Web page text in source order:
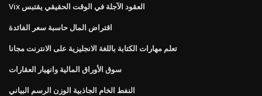
Vix العقود الآجلة في الوقت الحقيقي يقتبس
اقتراض المال حاسبة سعر الفائدة
تعلم مهارات الكتابة باللغة الانجليزية على الانترنت مجانا
سوق الأوراق المالية وانهيار العقارات
النفط الخام الجاذبية الوزن الرسم البياني